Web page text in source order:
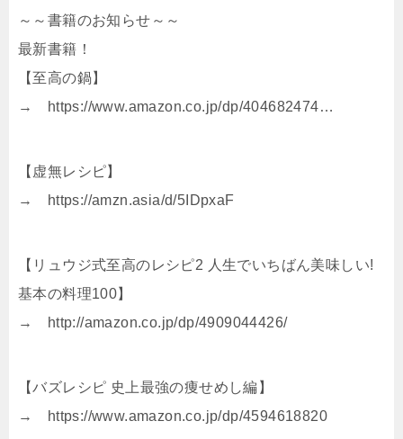
～～書籍のお知らせ～～
最新書籍！
【至高の鍋】
→ https://www.amazon.co.jp/dp/404682474…
【虚無レシピ】
→ https://amzn.asia/d/5IDpxaF
【リュウジ式至高のレシピ2 人生でいちばん美味しい!
基本の料理100】
→ http://amazon.co.jp/dp/4909044426/
【バズレシピ 史上最強の痩せめし編】
→ https://www.amazon.co.jp/dp/4594618820